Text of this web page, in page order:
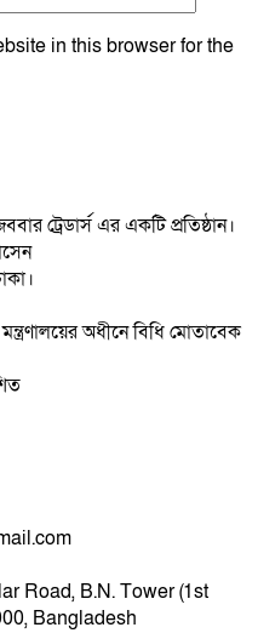
in this browser for the
ট্রেডার্স এর একটি প্রতিষ্ঠান।
অধীনে বিধি মোতাবেক
Road, B.N. Tower (1st
Bangladesh